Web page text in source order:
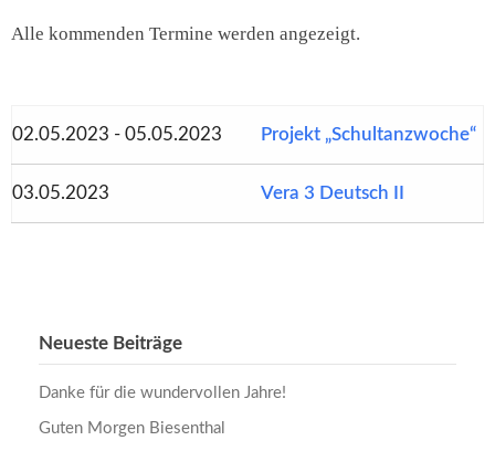
Alle kommenden Termine werden angezeigt.
02.05.2023 - 05.05.2023 Projekt „Schultanzwoche“
03.05.2023 Vera 3 Deutsch II
Neueste Beiträge
Danke für die wundervollen Jahre!
Guten Morgen Biesenthal